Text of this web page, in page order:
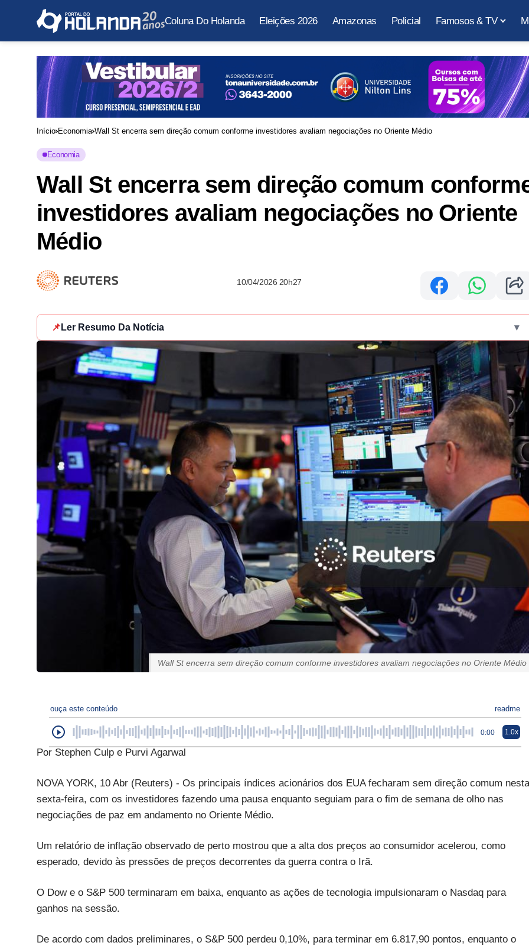
Coluna Do Holanda Eleições 2026 Amazonas Policial Famosos & TV
Início Economia Wall St encerra sem direção comum conforme investidores avaliam negociações no Oriente Médio
Economia
Wall St encerra sem direção comum
investidores avaliam negociações no Oriente
Médio
10/04/2026 20h27
📌 Ler Resumo Da Notícia ▾
Wall St encerra sem direção comum conforme investidores avaliam negociações no Oriente Médio
ouça este conteúdo readme
0:00 1.0x
Por Stephen Culp e Purvi Agarwal
NOVA YORK, 10 Abr (Reuters) - Os principais índices acionários dos EUA fecharam sem direção comum nesta
sexta-feira, com os investidores fazendo uma pausa enquanto seguiam para o fim de semana de olho nas
negociações de paz em andamento no Oriente Médio.
Um relatório de inflação observado de perto mostrou que a alta dos preços ao consumidor acelerou, como
esperado, devido às pressões de preços decorrentes da guerra contra o Irã.
O Dow e o S&P 500 terminaram em baixa, enquanto as ações de tecnologia impulsionaram o Nasdaq para
ganhos na sessão.
De acordo com dados preliminares, o S&P 500 perdeu 0,10%, para terminar em 6.817,90 pontos, enquanto o